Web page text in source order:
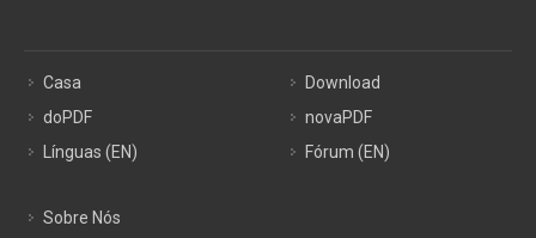
Casa
doPDF
Línguas (EN)
Download
novaPDF
Fórum (EN)
Sobre Nós